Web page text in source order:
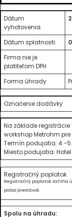
Dátum
vyhotovenia
Dátum splatnosti:
Firma nie je
platiteľom DPH
Forma úhrady
Označenie dodávky
Na základe
workshop Metrohm pre
Termín podujatia: 4.-
Miesto podujatia: Hotel
Registračný poplatok
Registračný poplatok zahŕňa
počas prestávok.
Spolu na úhradu: